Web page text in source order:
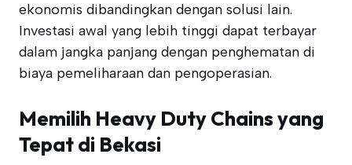
ekonomis dibandingkan dengan solusi lain.
Investasi awal yang lebih tinggi dapat terbayar
dalam jangka panjang dengan penghematan di
biaya pemeliharaan dan pengoperasian.
Memilih Heavy Duty Chains yang
Tepat di Bekasi